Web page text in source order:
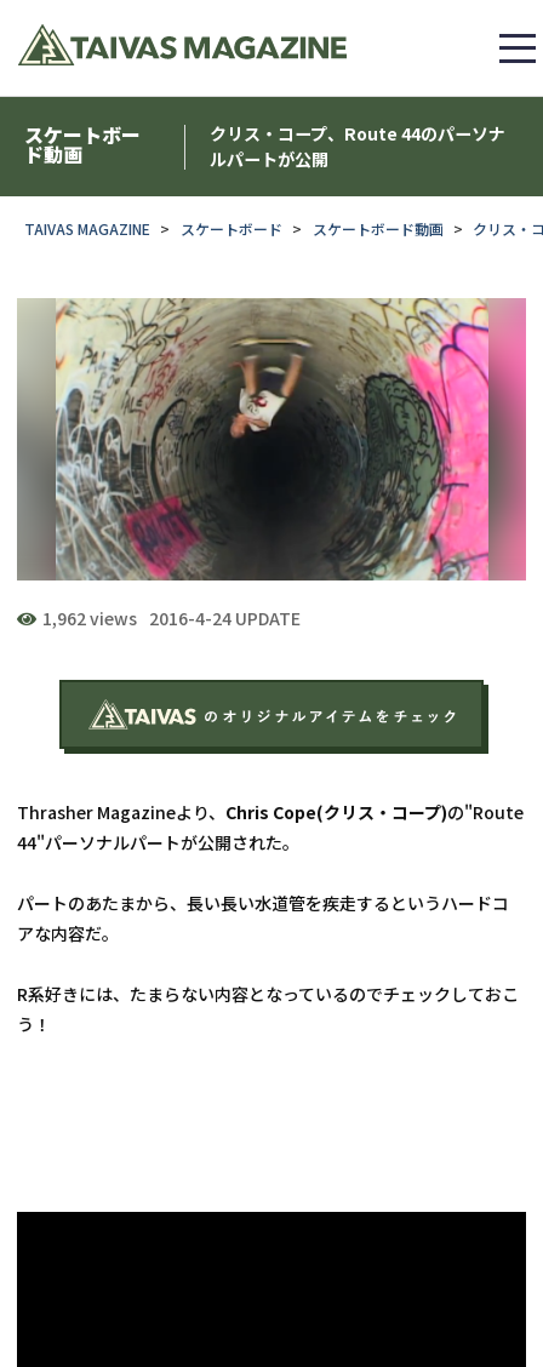
スケートボー
ド動画
クリス・コープ、Route 44のパーソナ
ルパートが公開
TAIVAS MAGAZINE スケートボード スケートボード動画 クリス・
1,962 views 2016-4-24 UPDATE
Thrasher Magazineより、 Chris Cope(クリス・コープ)の"Route
44"パーソナルパートが公開された。
パートのあたまから、長い長い水道管を疾走するというハードコ
アな内容だ。
R系好きには、たまらない内容となっているのでチェックしておこ
う！